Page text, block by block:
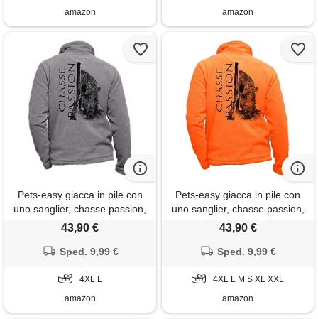
amazon
amazon
Pets-easy giacca in pile con
uno sanglier, chasse passion,
vestito da caccia
grigio, l
43,90 €
Sped. 9,99 €
4XL L
amazon
Pets-easy giacca in pile con
uno sanglier, chasse passion,
vestito da caccia
arancione fluo, 4xl
43,90 €
Sped. 9,99 €
4XL L M S XL XXL
amazon